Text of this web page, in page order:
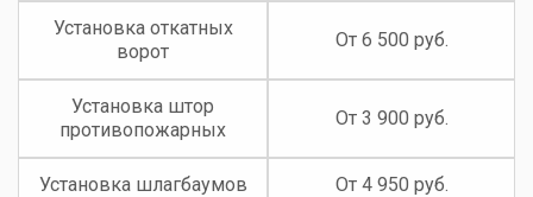
Установка откатных
ворот
От 6 500 руб.
Установка штор
противопожарных
От 3 900 руб.
Установка шлагбаумов От 4 950 руб.